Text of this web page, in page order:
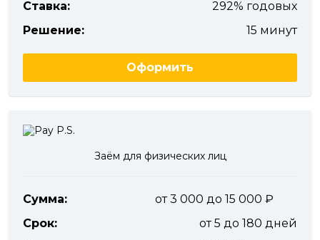
Ставка:
292% годовых
Решение:
15 минут
Оформить
Заём для физических лиц
Сумма:
от 3 000 до 15 000
Срок:
от 5 до 180 дней